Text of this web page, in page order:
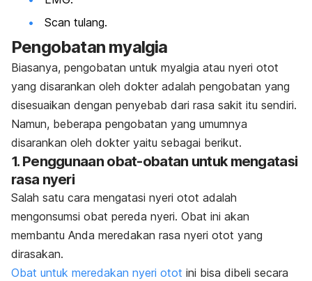
Scan tulang.
Pengobatan myalgia
Biasanya, pengobatan untuk myalgia atau nyeri otot
yang disarankan oleh dokter adalah pengobatan yang
disesuaikan dengan penyebab dari rasa sakit itu sendiri.
Namun, beberapa pengobatan yang umumnya
disarankan oleh dokter yaitu sebagai berikut.
1. Penggunaan obat-obatan untuk mengatasi
rasa nyeri
Salah satu cara mengatasi nyeri otot adalah
mengonsumsi obat pereda nyeri. Obat ini akan
membantu Anda meredakan rasa nyeri otot yang
dirasakan.
Obat untuk meredakan nyeri otot ini bisa dibeli secara